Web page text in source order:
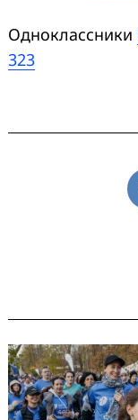
Одноклассники
323